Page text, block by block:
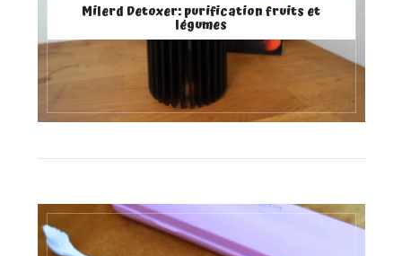
Milerd Detoxer: purification fruits et
légumes